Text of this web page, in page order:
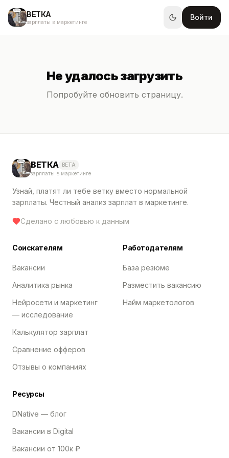
ВЕТКА
зарплаты в маркетинге
Войти
Не удалось загрузить
Попробуйте обновить страницу.
ВЕТКА BETA
зарплаты в маркетинге
Узнай, платят ли тебе ветку вместо нормальной
зарплаты. Честный анализ зарплат в маркетинге.
Сделано с любовью к данным
Соискателям
Вакансии
Аналитика рынка
Нейросети и маркетинг
— исследование
Калькулятор зарплат
Сравнение офферов
Отзывы о компаниях
Работодателям
База резюме
Разместить вакансию
Найм маркетологов
Ресурсы
DNative — блог
Вакансии в Digital
Вакансии от 100к ₽